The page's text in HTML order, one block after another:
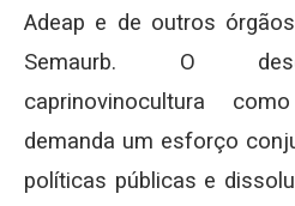
Adeap e de outros
Semaurb. O
caprinovinocultura
demanda um esforço
políticas públicas e